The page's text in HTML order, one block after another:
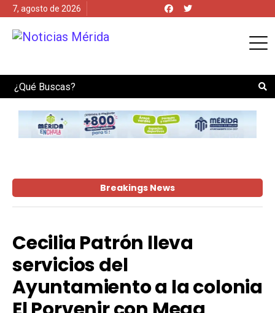
7, agosto de 2026
Search
Breakings News
Cecilia Patrón lleva
servicios del
Ayuntamiento a la colonia